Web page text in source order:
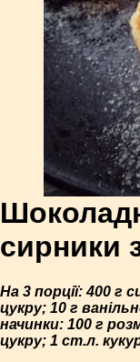
сирники
На 3 порції: 400 г
цукру; 10 г
начинки: 100 г
цукру; 1 ст.л.